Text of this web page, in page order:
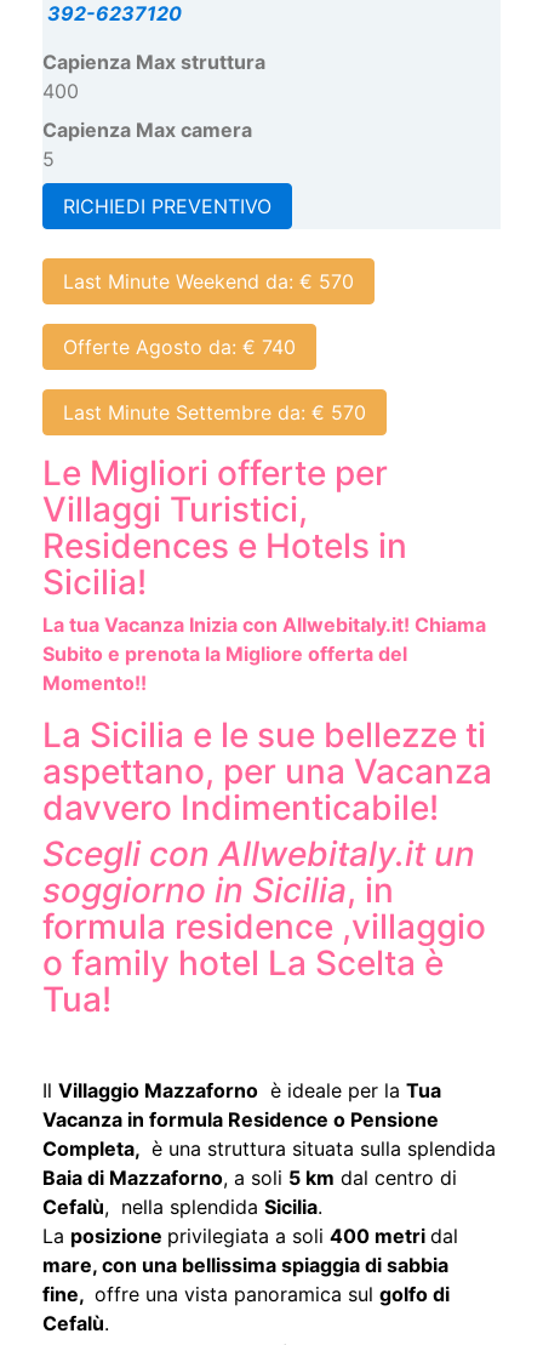
392-6237120
Capienza Max struttura
400
Capienza Max camera
5
RICHIEDI PREVENTIVO
Last Minute Weekend da: € 570
Offerte Agosto da: € 740
Last Minute Settembre da: € 570
Le Migliori offerte per
Villaggi Turistici,
Residences e Hotels in
Sicilia!
La tua Vacanza Inizia con Allwebitaly.it! Chiama
Subito e prenota la Migliore offerta del
Momento!!
La Sicilia e le sue bellezze ti
aspettano, per una Vacanza
davvero Indimenticabile!
Scegli con Allwebitaly.it un
soggiorno in Sicilia, in
formula residence ,villaggio
o family hotel La Scelta è
Tua!
Il Villaggio Mazzaforno è ideale per la Tua
Vacanza in formula Residence o Pensione
Completa, è una struttura situata sulla splendida
Baia di Mazzaforno, a soli 5 km dal centro di
Cefalù, nella splendida Sicilia.
La posizione privilegiata a soli 400 metri dal
mare, con una bellissima spiaggia di sabbia
fine, offre una vista panoramica sul golfo di
Cefalù.